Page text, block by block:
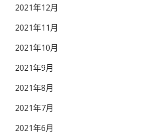
2021年12月
2021年11月
2021年10月
2021年9月
2021年8月
2021年7月
2021年6月